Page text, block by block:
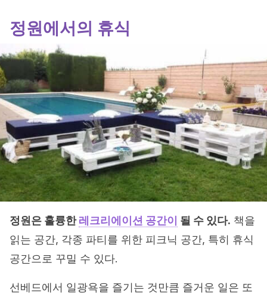
정원에서의 휴식
정원은 훌륭한레크리에이션 공간이 될 수 있다. 책을
읽는 공간, 각종 파티를 위한 피크닉 공간, 특히 휴식
공간으로 꾸밀 수 있다.
선베드에서 일광욕을 즐기는 것만큼 즐거운 일은 또